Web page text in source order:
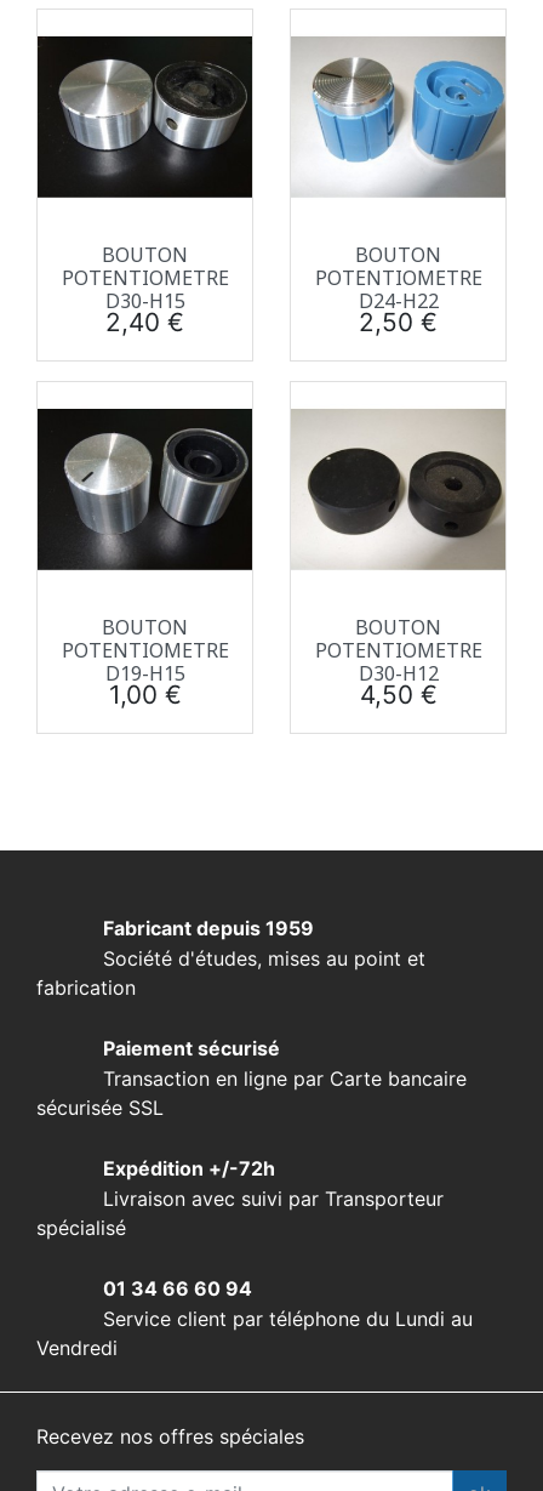
BOUTON
POTENTIOMETRE
D30-H15
Prix
2,40 €
BOUTON
POTENTIOMETRE
D24-H22
Prix
2,50 €
BOUTON
POTENTIOMETRE
D19-H15
Prix
1,00 €
BOUTON
POTENTIOMETRE
D30-H12
Prix
4,50 €
Fabricant depuis 1959
Société d'études, mises au point et
fabrication
Paiement sécurisé
Transaction en ligne par Carte bancaire
sécurisée SSL
Expédition +/-72h
Livraison avec suivi par Transporteur
spécialisé
01 34 66 60 94
Service client par téléphone du Lundi au
Vendredi
Recevez nos offres spéciales